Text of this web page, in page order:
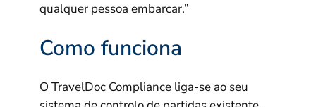
qualquer pessoa embarcar.”
Como funciona
O TravelDoc Compliance liga-se ao seu